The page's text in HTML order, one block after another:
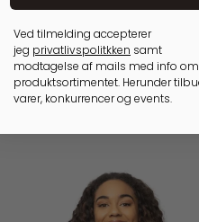
Ved tilmelding accepterer
jeg privatlivspolitkken samt
modtagelse af mails med info
produktsortimentet. Herunder
varer, konkurrencer og events.